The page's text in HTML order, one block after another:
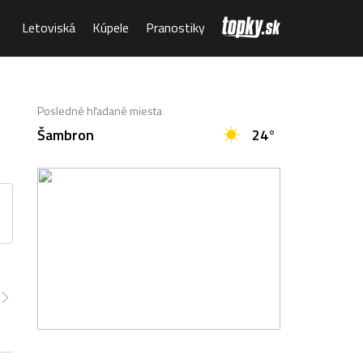
Letoviská Kúpele Pranostiky
17° 16° 16° 15° 15°
Posledné hľadané miesta
Šambron 24°